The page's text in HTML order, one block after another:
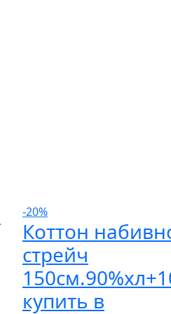
-20%
Коттон
стрейч
купить в